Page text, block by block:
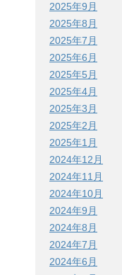
2025年9月
2025年8月
2025年7月
2025年6月
2025年5月
2025年4月
2025年3月
2025年2月
2025年1月
2024年12月
2024年11月
2024年10月
2024年9月
2024年8月
2024年7月
2024年6月